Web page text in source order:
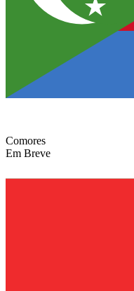
Comores
Em Breve